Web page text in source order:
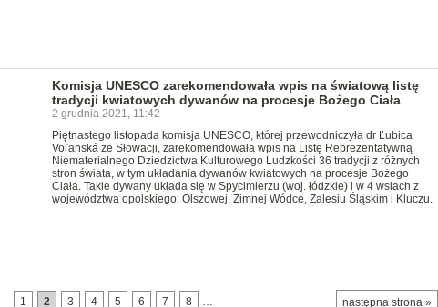
Komisja UNESCO zarekomendowała wpis na światową listę
tradycji kwiatowych dywanów na procesje Bożego Ciała
2 grudnia 2021, 11:42
Piętnastego listopada komisja UNESCO, której przewodniczyła dr Ľubica
Voľanská ze Słowacji, zarekomendowała wpis na Listę Reprezentatywną
Niematerialnego Dziedzictwa Kulturowego Ludzkości 36 tradycji z różnych
stron świata, w tym układania dywanów kwiatowych na procesje Bożego
Ciała. Takie dywany układa się w Spycimierzu (woj. łódzkie) i w 4 wsiach z
województwa opolskiego: Olszowej, Zimnej Wódce, Zalesiu Śląskim i Kluczu.
następna strona »
1 2 3 4 5 6 7 8 …